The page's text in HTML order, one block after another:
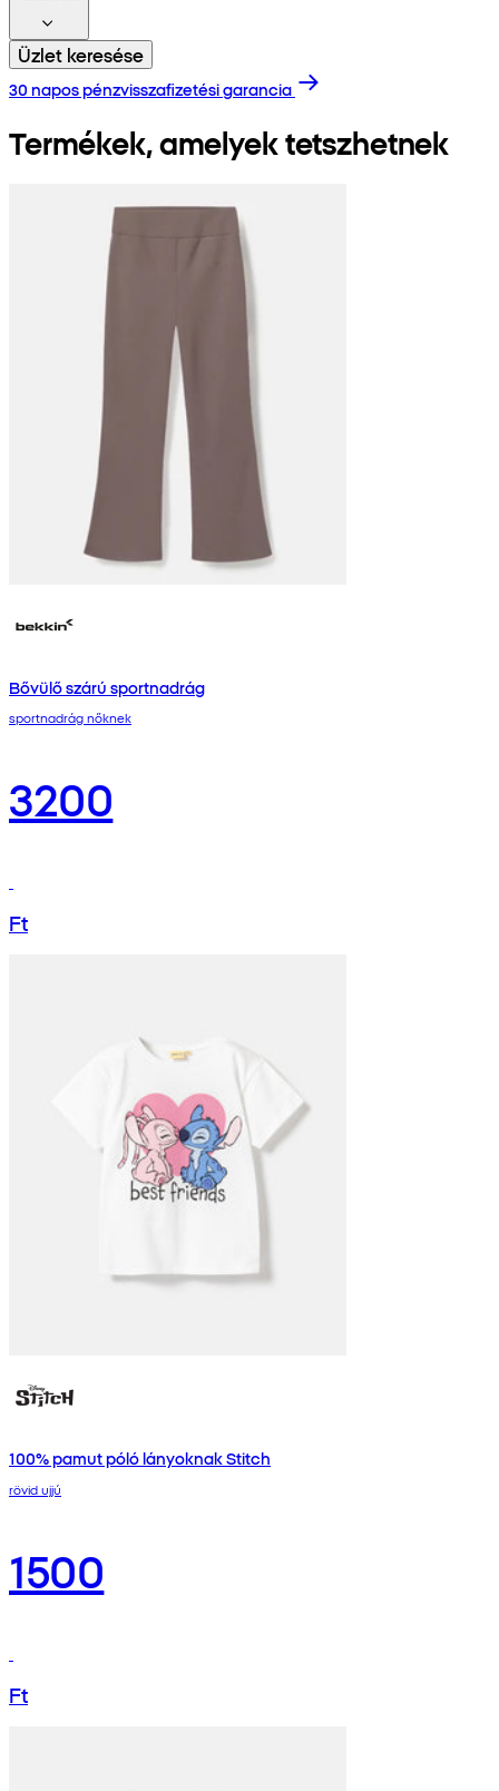
Üzlet keresése
30 napos pénzvisszafizetési garancia
Termékek, amelyek tetszhetnek
Bővülő szárú sportnadrág
sportnadrág nőknek
3200
Ft
100% pamut póló lányoknak Stitch
rövid ujjú
1500
Ft